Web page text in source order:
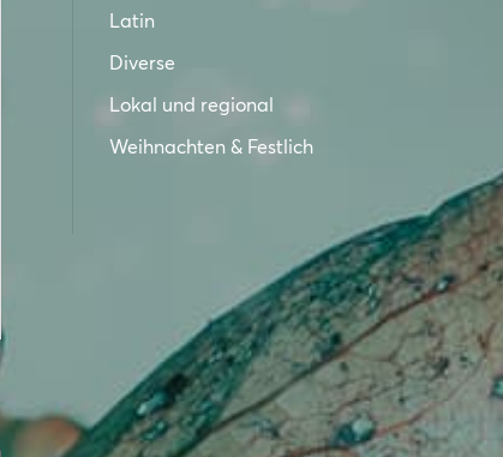
Latin
Diverse
Lokal und regional
Weihnachten & Festlich